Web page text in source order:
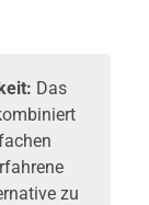
Das
zu